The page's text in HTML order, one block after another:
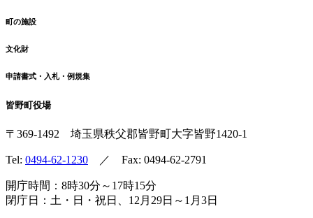
町の施設
文化財
申請書式・入札・例規集
皆野町役場
〒369-1492 埼玉県秩父郡皆野町大字皆野1420-1
Tel: 0494-62-1230 ／ Fax: 0494-62-2791
開庁時間：8時30分～17時15分
閉庁日：土・日・祝日、12月29日～1月3日